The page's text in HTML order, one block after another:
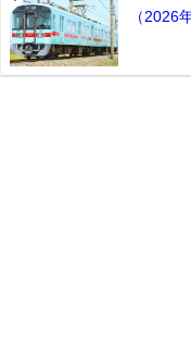
（2026